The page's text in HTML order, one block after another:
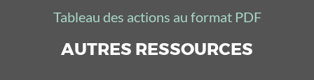
Tableau des actions au format PDF
AUTRES RESSOURCES